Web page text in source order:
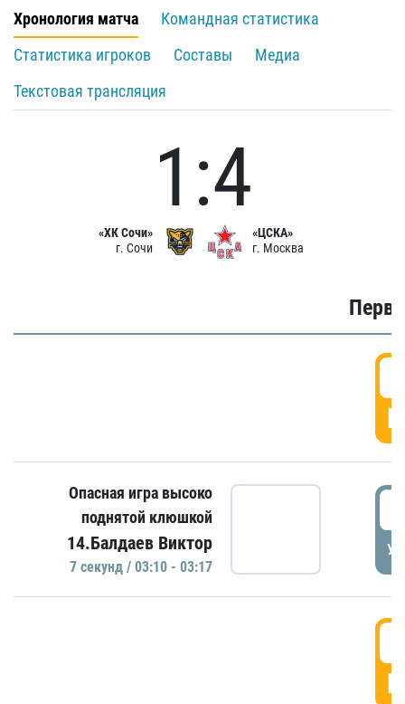
Хронология матча
Командная статистика
Статистика игроков
Составы
Медиа
Текстовая трансляция
«ХК Сочи»
г. Сочи
1:4
«ЦСКА»
г. Москва
Опасная игра высоко
поднятой клюшкой
14.Балдаев Виктор
7 секунд / 03:10 - 03:17